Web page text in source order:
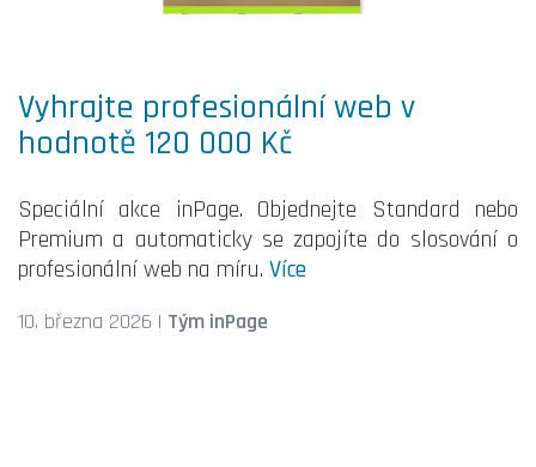
Vyhrajte profesionální web v
hodnotě 120 000 Kč
Speciální akce inPage. Objednejte Standard nebo
Premium a automaticky se zapojíte do slosování o
profesionální web na míru. Více
10. března 2026 | Tým inPage